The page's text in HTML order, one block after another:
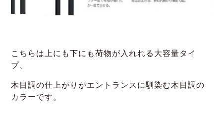
こちらは上にも下にも荷物が入れれる大容量タイ
プ、
木目調の仕上がりがエントランスに馴染む木目調の
カラーです。